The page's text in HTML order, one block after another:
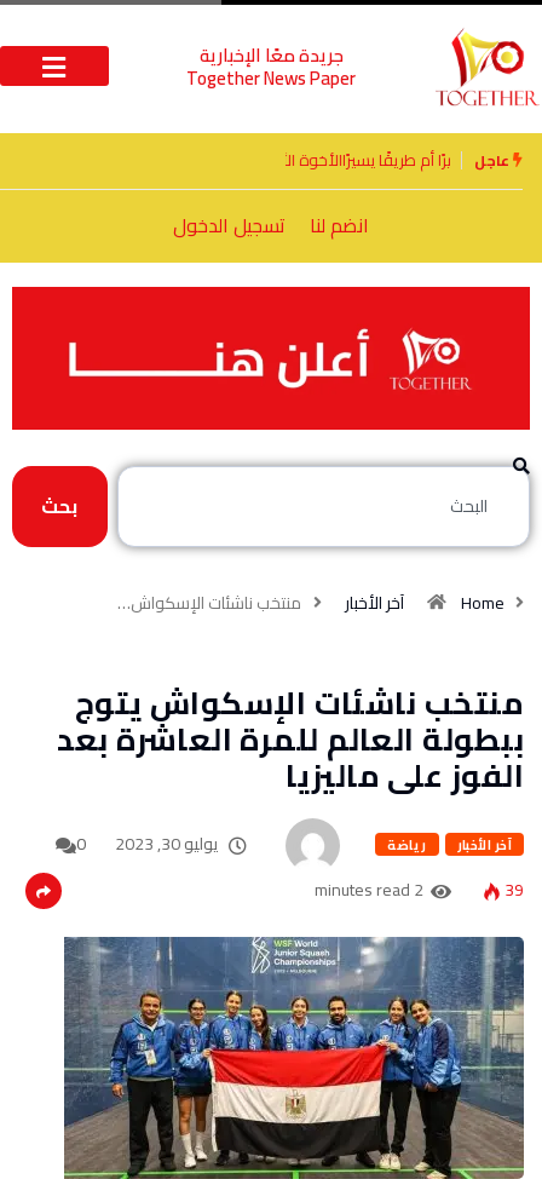
جريدة معًا الإخبارية
Together News Paper
عاجل الأخوة الأعداء وحتمًا لابد من لقاء
انضم لنا تسجيل الدخول
بحث
Home آخر الأخبار منتخب ناشئات الإسكواش…
منتخب ناشئات الإسكواش يتوج
ببطولة العالم للمرة العاشرة بعد
الفوز على ماليزيا
آخر الأخبار رياضة يوليو 30, 2023
0
39
2 minutes read